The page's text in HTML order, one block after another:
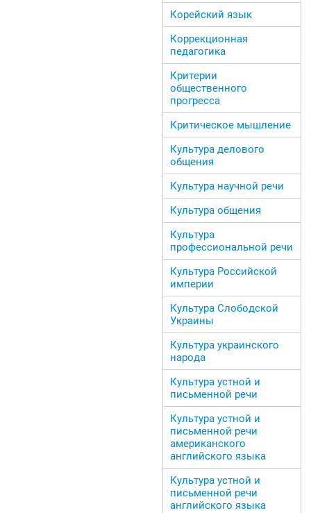
Корейский язык
Коррекционная
педагогика
Критерии
общественного
прогресса
Критическое мышление
Культура делового
общения
Культура научной речи
Культура общения
Культура
профессиональной речи
Культура Российской
империи
Культура Слободской
Украины
Культура украинского
народа
Культура устной и
письменной речи
Культура устной и
письменной речи
американского
английского языка
Культура устной и
письменной речи
английского языка